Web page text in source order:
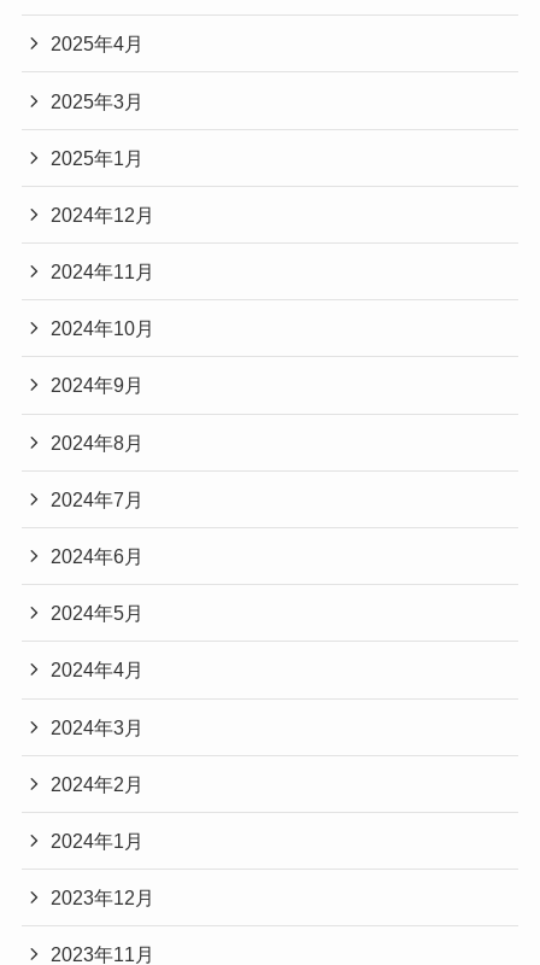
2025年4月
2025年3月
2025年1月
2024年12月
2024年11月
2024年10月
2024年9月
2024年8月
2024年7月
2024年6月
2024年5月
2024年4月
2024年3月
2024年2月
2024年1月
2023年12月
2023年11月